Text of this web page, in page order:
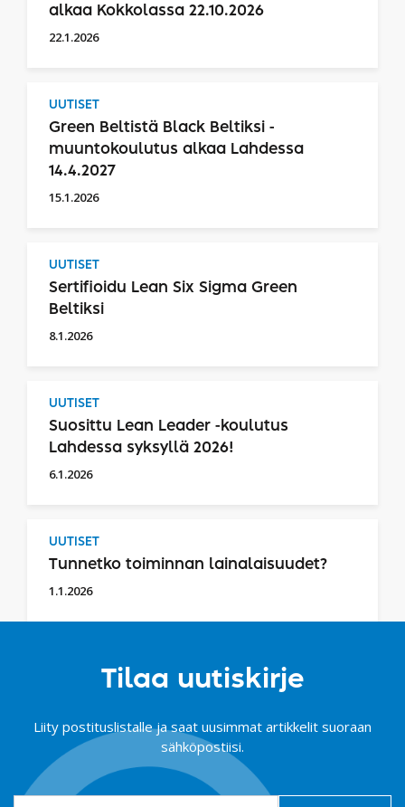
alkaa Kokkolassa 22.10.2026
22.1.2026
UUTISET
Green Beltistä Black Beltiksi -
muuntokoulutus alkaa Lahdessa
14.4.2027
15.1.2026
UUTISET
Sertifioidu Lean Six Sigma Green
Beltiksi
8.1.2026
UUTISET
Suosittu Lean Leader -koulutus
Lahdessa syksyllä 2026!
6.1.2026
UUTISET
Tunnetko toiminnan lainalaisuudet?
1.1.2026
Tilaa uutiskirje
Liity postituslistalle ja saat uusimmat artikkelit suoraan
sähköpostiisi.